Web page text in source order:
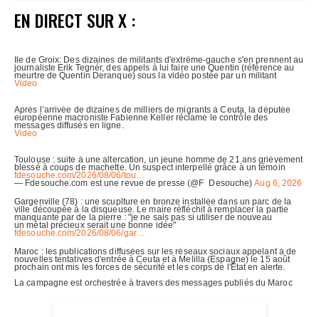
EN DIRECT SUR X :